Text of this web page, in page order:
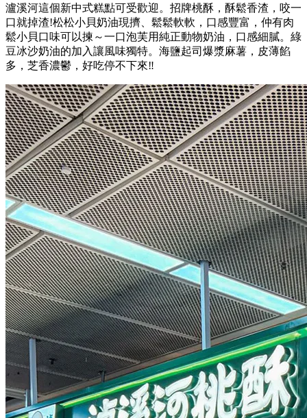
瀘溪河這個新中式糕點可受歡迎。招牌桃酥，酥鬆香渣，咬一
口就掉渣!松松小貝奶油現擠、鬆鬆軟軟，口感豐富，仲有肉
鬆小貝口味可以揀～一口泡芙用純正動物奶油，口感細膩。綠
豆冰沙奶油的加入讓風味獨特。海鹽起司爆漿麻薯，皮薄餡
多，芝香濃鬱，好吃停不下來‼